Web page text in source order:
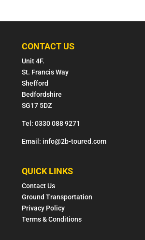
CONTACT US
Unit 4F.
St. Francis Way
Shefford
Bedfordshire
SG17 5DZ
Tel: 0330 088 9271
Email: info@2b-toured.com
QUICK LINKS
Contact Us
Ground Transportation
Privacy Policy
Terms & Conditions